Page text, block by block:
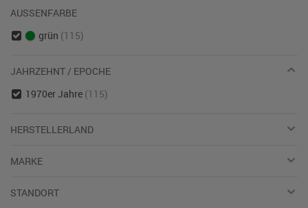
AUSSENFARBE
grün (115)
JAHRZEHNT / EPOCHE
1970er Jahre (115)
HERSTELLERLAND
MARKE
STANDORT